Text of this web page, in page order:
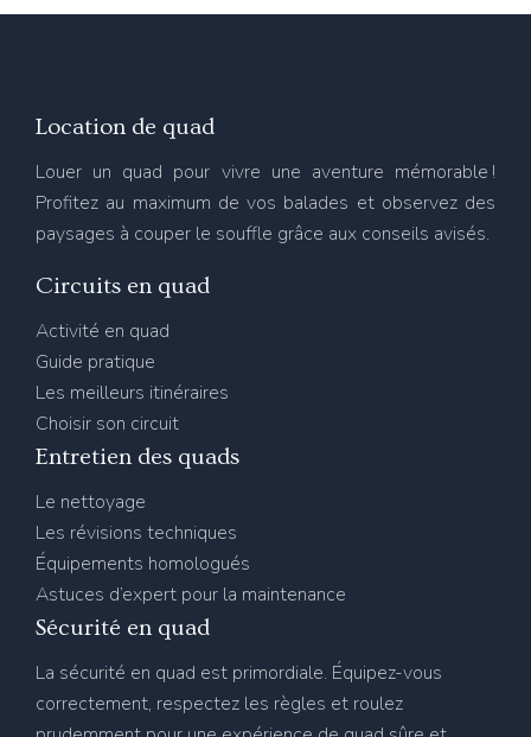
Location de quad
Louer un quad pour vivre une aventure mémorable !
Profitez au maximum de vos balades et observez des
paysages à couper le souffle grâce aux conseils avisés.
Circuits en quad
Activité en quad
Guide pratique
Les meilleurs itinéraires
Choisir son circuit
Entretien des quads
Le nettoyage
Les révisions techniques
Équipements homologués
Astuces d’expert pour la maintenance
Sécurité en quad
La sécurité en quad est primordiale. Équipez-vous
correctement, respectez les règles et roulez